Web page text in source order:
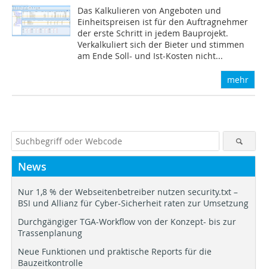
Das Kalkulieren von Angeboten und
Einheitspreisen ist für den Auftragnehmer
der erste Schritt in jedem Bauprojekt.
Verkalkuliert sich der Bieter und stimmen
am Ende Soll- und Ist-Kosten nicht...
mehr
News
Nur 1,8 % der Webseitenbetreiber nutzen security.txt –
BSI und Allianz für Cyber-Sicherheit raten zur Umsetzung
Durchgängiger TGA-Workflow von der Konzept- bis zur
Trassenplanung
Neue Funktionen und praktische Reports für die
Bauzeitkontrolle